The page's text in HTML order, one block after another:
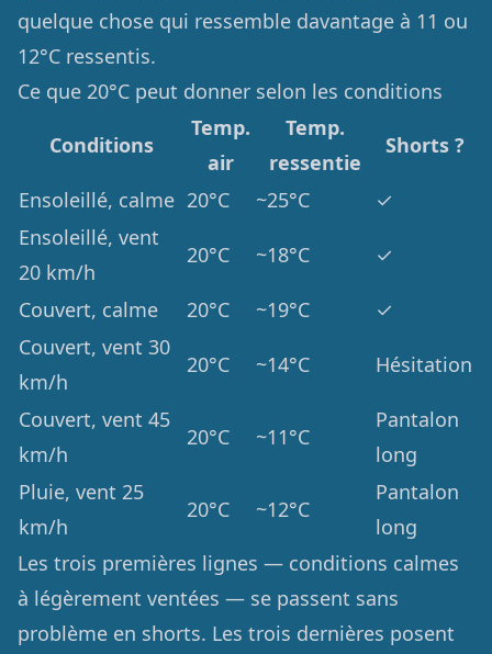
quelque chose qui ressemble davantage à 11 ou
12°C ressentis.
Ce que 20°C peut donner selon les conditions
Conditions
Temp.
air
Temp.
ressentie
Shorts ?
Ensoleillé, calme 20°C ~25°C
✓
Ensoleillé, vent
20 km/h
20°C ~18°C ✓
Couvert, calme 20°C ~19°C
✓
Couvert, vent 30
km/h
20°C ~14°C Hésitation
Couvert, vent 45
km/h
20°C ~11°C
Pantalon
long
Pluie, vent 25
km/h
20°C ~12°C
Pantalon
long
Les trois premières lignes — conditions calmes
à légèrement ventées — se passent sans
problème en shorts. Les trois dernières posent